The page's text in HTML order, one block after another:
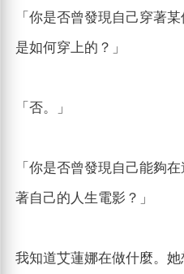
「你是否曾發現自己穿著
是如何穿上的？」
「否。」
「你是否曾發現自己能夠
著自己的人生電影？」
我知道艾蓮娜在做什麼。